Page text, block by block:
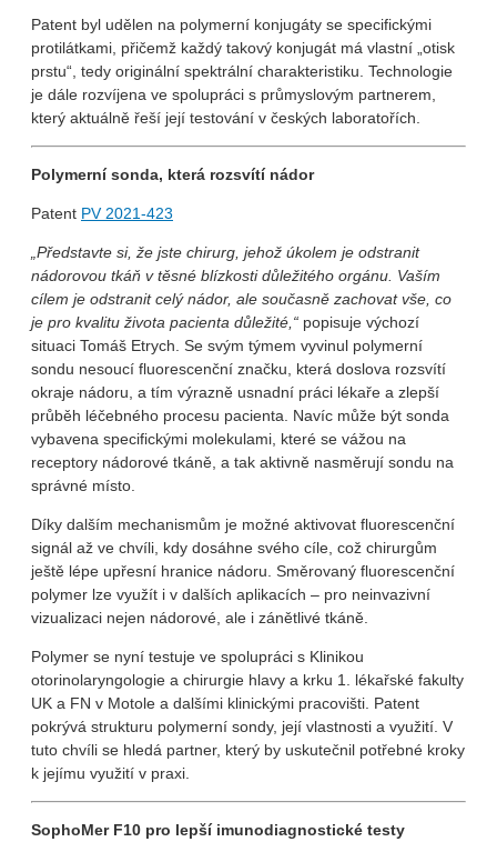
Patent byl udělen na polymerní konjugáty se specifickými
protilátkami, přičemž každý takový konjugát má vlastní „otisk
prstu“, tedy originální spektrální charakteristiku. Technologie
je dále rozvíjena ve spolupráci s průmyslovým partnerem,
který aktuálně řeší její testování v českých laboratořích.
Polymerní sonda, která rozsvítí nádor
Patent PV 2021-423
„Představte si, že jste chirurg, jehož úkolem je odstranit
nádorovou tkáň v těsné blízkosti důležitého orgánu. Vaším
cílem je odstranit celý nádor, ale současně zachovat vše, co
je pro kvalitu života pacienta důležité,“ popisuje výchozí
situaci Tomáš Etrych. Se svým týmem vyvinul polymerní
sondu nesoucí fluorescenční značku, která doslova rozsvítí
okraje nádoru, a tím výrazně usnadní práci lékaře a zlepší
průběh léčebného procesu pacienta. Navíc může být sonda
vybavena specifickými molekulami, které se vážou na
receptory nádorové tkáně, a tak aktivně nasměrují sondu na
správné místo.
Díky dalším mechanismům je možné aktivovat fluorescenční
signál až ve chvíli, kdy dosáhne svého cíle, což chirurgům
ještě lépe upřesní hranice nádoru. Směrovaný fluorescenční
polymer lze využít i v dalších aplikacích – pro neinvazivní
vizualizaci nejen nádorové, ale i zánětlivé tkáně.
Polymer se nyní testuje ve spolupráci s Klinikou
otorinolaryngologie a chirurgie hlavy a krku 1. lékařské fakulty
UK a FN v Motole a dalšími klinickými pracovišti. Patent
pokrývá strukturu polymerní sondy, její vlastnosti a využití. V
tuto chvíli se hledá partner, který by uskutečnil potřebné kroky
k jejímu využití v praxi.
SophoMer F10 pro lepší imunodiagnostické testy